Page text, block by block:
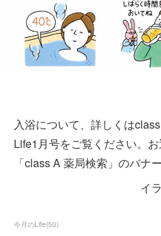
入浴について、詳しくは
Life1月号をご覧ください。お
「class A 薬局検索」のバナ
イ
今月のLife(50)